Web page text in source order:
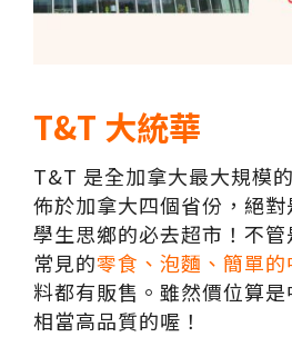
T&T 大統華
T&T 是全加拿大最大規模的
佈於加拿大四個省份，絕
學生思鄉的必去超市！不
常見的零食、泡麵、簡單
料都有販售。雖然價位算
相當高品質的喔！